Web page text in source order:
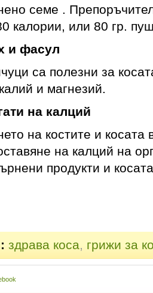
семе .
калории, или 80 гр.
и фасул
са полезни за
и магнезий.
на калций
на костите и косата
на калций на
продукти и
здрава коса, грижи за